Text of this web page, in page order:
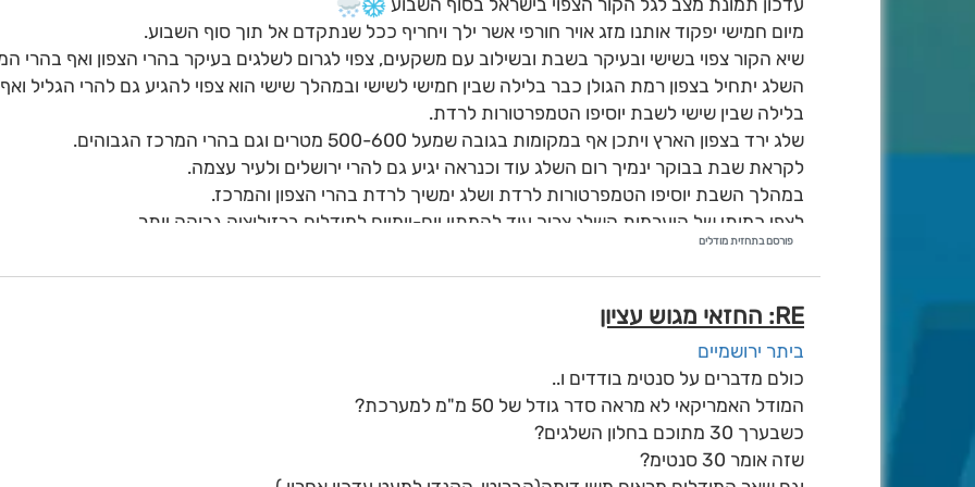
עדכון תמונת מצב לגל הקור הצפוי בישראל בסוף השבוע
מיום חמישי יפקוד אותנו מזג אויר חורפי אשר ילך ויחריף ככל שנתקדם אל תוך סוף השבוע.
שיא הקור צפוי בשישי ובעיקר בשבת ובשילוב עם משקעים, צפוי לגרום לשלגים בעיקר בהרי הצפון ואף בהרי
השלג יתחיל בצפון רמת הגולן כבר בלילה שבין חמישי לשישי ובמהלך שישי הוא צפוי להגיע גם להרי הגליל
בלילה שבין שישי לשבת יוסיפו הטמפרטורות לרדת.
שלג ירד בצפון הארץ ויתכן אף במקומות בגובה שמעל 500-600 מטרים וגם בהרי המרכז הגבוהים.
לקראת שבת בבוקר ינמיך רום השלג עוד וכנראה יגיע גם להרי ירושלים ולעיר עצמה.
במהלך השבת יוסיפו הטמפרטורות לרדת ושלג ימשיך לרדת בהרי הצפון והמרכז.
לצפי כמותי של היערמות השלג צריך עוד להמתין יום-יומיים למודלים ברזולוציה גבוהה יותר.
הצפי לטמפרטורות נמוכות נראה ברמת ודאות די גבוהה אך כמויות המשקעים הצפויות אשר ישפיעו על
שאלה.
פורסם בתחזית מודלים
RE: החזאי מגוש עציון
ביתר ירושמיים
כולם מדברים על סנטימ בודדים ו..
המודל האמריקאי לא מראה סדר גודל של 50 מ"מ למערכת?
כשבערך 30 מתוכם בחלון השלגים?
שזה אומר 30 סנטימ?